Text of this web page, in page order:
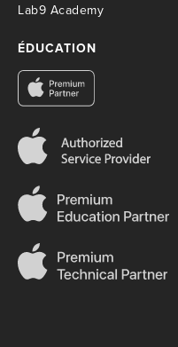
Lab9 Academy
ÉDUCATION